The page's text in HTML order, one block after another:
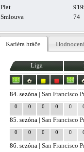
Plat
Smlouva
74
Kariéra hráče
Liga
84. sezóna |San Francisco
0 0 0 0 0
85. sezóna |San Francisco
0 0 0 0 0
86. sezóna |San Francisco